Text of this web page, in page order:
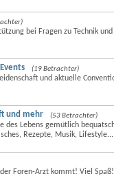
bei Fragen zu Technik
(19 Betrachter)
und aktuelle
und mehr (53 Betrachter)
des Lebens gemütlich
Rezepte, Musik, Lifestyle...
Foren-Arzt kommt! Viel